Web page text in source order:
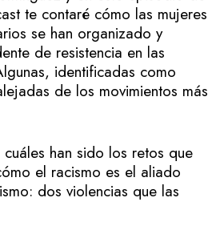
te contaré cómo las mujeres
se han organizado y
de resistencia en las
identificadas como
de los movimientos más
han sido los retos que
el racismo es el aliado
dos violencias que las